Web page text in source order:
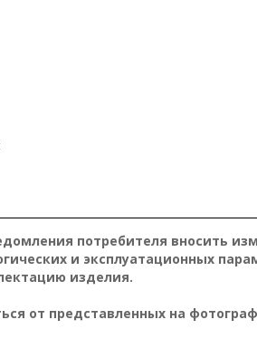
потребителя вносить
и эксплуатационных
изделия.
от представленных на